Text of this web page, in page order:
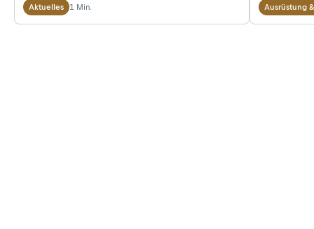
Aktuelles 1 Min. Ausrüstung